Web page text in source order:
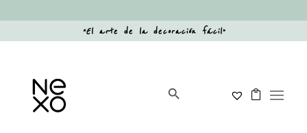
“El arte de la decoración fácil”